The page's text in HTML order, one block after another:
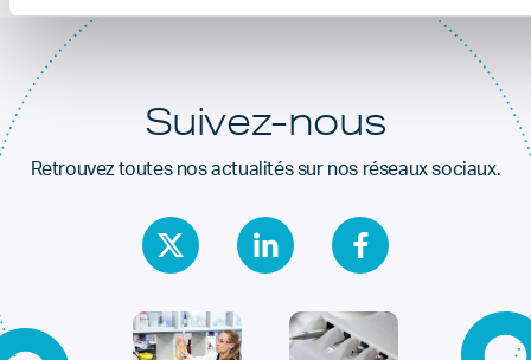
Suivez-nous
Retrouvez toutes nos actualités sur nos réseaux sociaux.